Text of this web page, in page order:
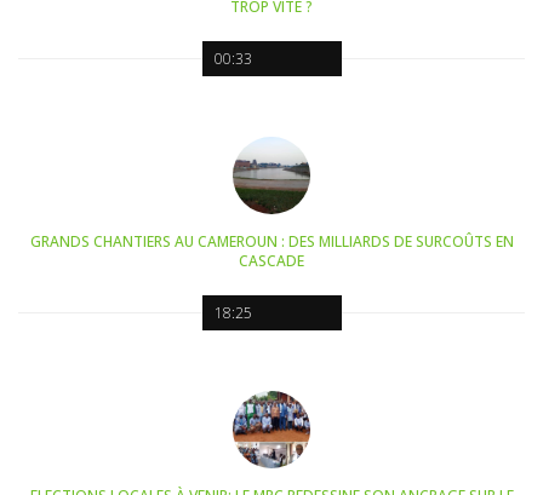
00:33
TROP VITE ?
18:25
GRANDS CHANTIERS AU CAMEROUN : DES MILLIARDS DE SURCOÛTS EN
CASCADE